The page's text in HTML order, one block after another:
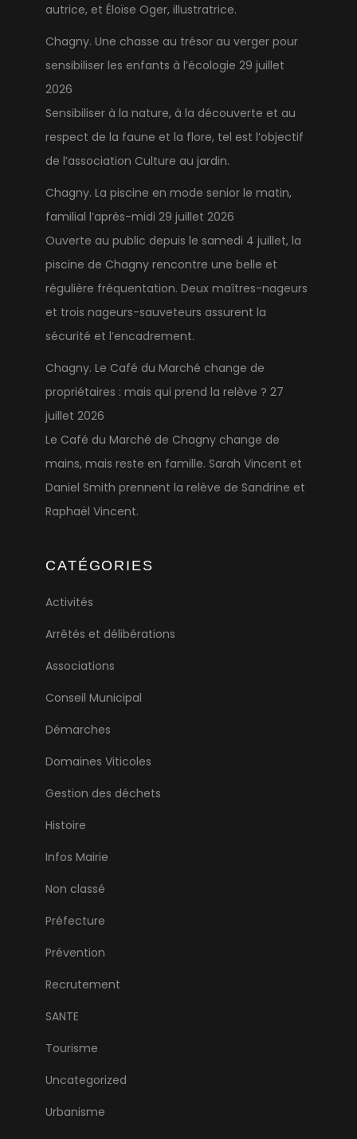
autrice, et Éloïse Oger, illustratrice.
Chagny. Une chasse au trésor au verger pour
sensibiliser les enfants à l’écologie 29 juillet
2026
Sensibiliser à la nature, à la découverte et au
respect de la faune et la flore, tel est l’objectif
de l’association Culture au jardin.
Chagny. La piscine en mode senior le matin,
familial l’après-midi 29 juillet 2026
Ouverte au public depuis le samedi 4 juillet, la
piscine de Chagny rencontre une belle et
régulière fréquentation. Deux maîtres-nageurs
et trois nageurs-sauveteurs assurent la
sécurité et l’encadrement.
Chagny. Le Café du Marché change de
propriétaires : mais qui prend la relève ? 27
juillet 2026
Le Café du Marché de Chagny change de
mains, mais reste en famille. Sarah Vincent et
Daniel Smith prennent la relève de Sandrine et
Raphaël Vincent.
CATÉGORIES
Activités
Arrêtés et délibérations
Associations
Conseil Municipal
Démarches
Domaines Viticoles
Gestion des déchets
Histoire
Infos Mairie
Non classé
Préfecture
Prévention
Recrutement
SANTE
Tourisme
Uncategorized
Urbanisme